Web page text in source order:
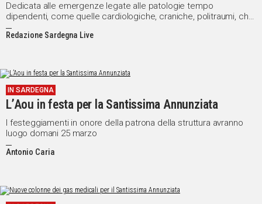
Dedicata alle emergenze legate alle patologie tempo
dipendenti, come quelle cardiologiche, craniche, politraumi, che
hanno bisogno di interventi rapidi
Redazione Sardegna Live
IN SARDEGNA
L’Aou in festa per la Santissima Annunziata
I festeggiamenti in onore della patrona della struttura avranno
luogo domani 25 marzo
Antonio Caria